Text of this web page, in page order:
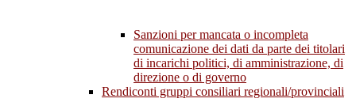
Sanzioni per mancata o incompleta
comunicazione dei dati da parte dei titolari
di incarichi politici, di amministrazione, di
direzione o di governo
Rendiconti gruppi consiliari regionali/provinciali